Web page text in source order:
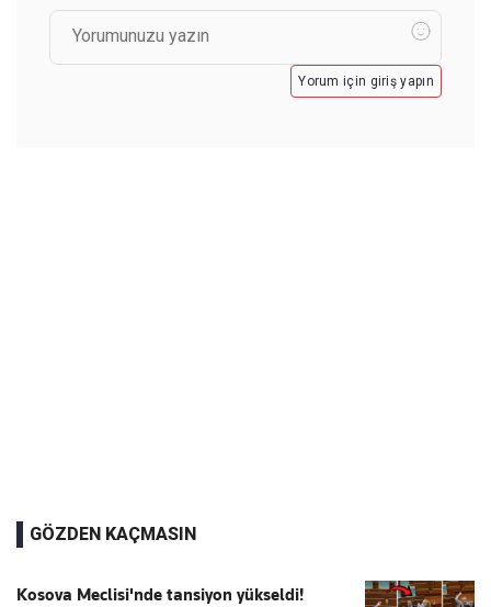
Yorum için giriş yapın
GÖZDEN KAÇMASIN
Kosova Meclisi'nde tansiyon yükseldi!